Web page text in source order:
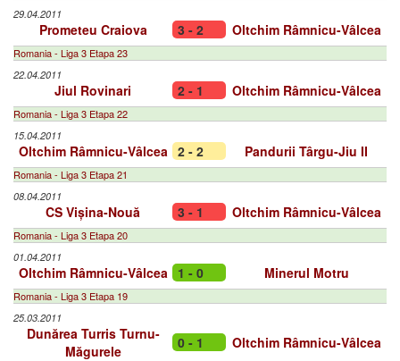
29.04.2011
Prometeu Craiova 3 - 2 Oltchim Râmnicu-Vâlcea
Romania - Liga 3 Etapa 23
22.04.2011
Jiul Rovinari 2 - 1 Oltchim Râmnicu-Vâlcea
Romania - Liga 3 Etapa 22
15.04.2011
Oltchim Râmnicu-Vâlcea 2 - 2 Pandurii Târgu-Jiu II
Romania - Liga 3 Etapa 21
08.04.2011
CS Vișina-Nouă 3 - 1 Oltchim Râmnicu-Vâlcea
Romania - Liga 3 Etapa 20
01.04.2011
Oltchim Râmnicu-Vâlcea 1 - 0 Minerul Motru
Romania - Liga 3 Etapa 19
25.03.2011
Dunărea Turris Turnu-
Măgurele
0 - 1 Oltchim Râmnicu-Vâlcea